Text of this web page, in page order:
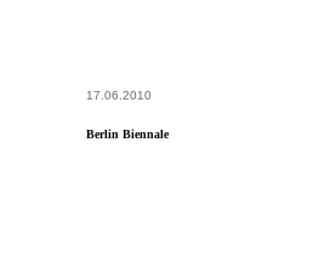
17.06.2010
Berlin Biennale